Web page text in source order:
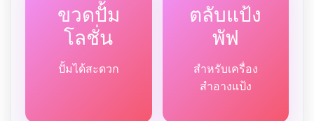
ขวดปั้ม
โลชั่น
ปั้มได้สะดวก
ตลับแป้ง
พัฟ
สำหรับเครื่อง
สำอางแป้ง